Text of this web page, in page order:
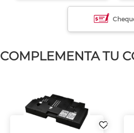
COMPLEMENTA TU